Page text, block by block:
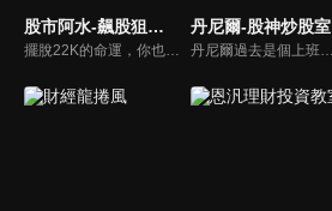
股市阿水-飆股狙擊室 丹尼爾-股神炒股室